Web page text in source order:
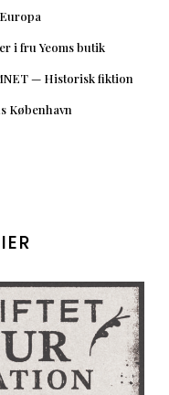
i fru Yeoms butik
— Historisk fiktion
København